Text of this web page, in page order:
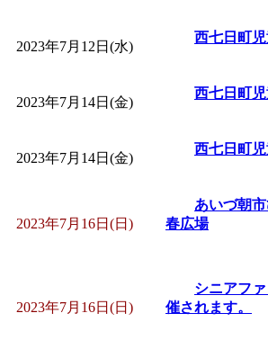
「 堂島地区
」 受付期
みなづる
de 健康づくり
「皆鶴姫の
」 受付期
「みなづる
2023年7月12日(水)
西七日町
2023年7月14日(金)
西七日町
2023年7月14日(金)
西七日町
2023年7月16日(日)
あいづ朝
春広場
2023年7月16日(日)
シニアフ
催されます。